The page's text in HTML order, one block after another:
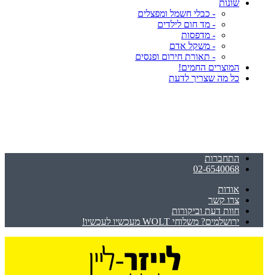
שונות
- כבלי חשמל ומפצלים
- מד חום לילדים
- מדפסות
- משקל אדם
- תאורת חירום ופנסים
המוצרים החמים!
כל מה שצריך לדעת
התחברות
02-6540068
אודות
צרו קשר
חוות דעת וביקורות
ירושלמים? משלוחי WOLT מעכשיו לעכשיו!